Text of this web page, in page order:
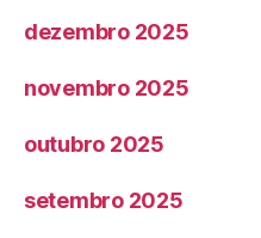
dezembro 2025
novembro 2025
outubro 2025
setembro 2025